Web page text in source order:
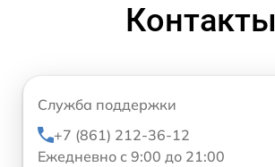
Контакты
Служба поддержки
+7 (861) 212-36-12
Ежедневно с 9:00 до 21:00